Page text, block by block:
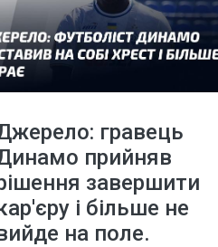
гравець
прийняв
завершити
і більше не
на поле.